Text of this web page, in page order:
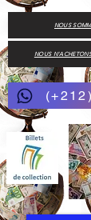
NOUS
NOUS